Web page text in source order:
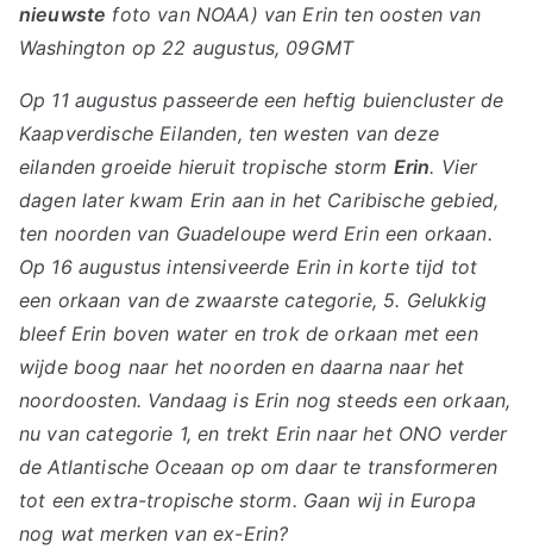
nieuwste foto van NOAA) van Erin ten oosten van
Washington op 22 augustus, 09GMT
Op 11 augustus passeerde een heftig buiencluster de
Kaapverdische Eilanden, ten westen van deze
eilanden groeide hieruit tropische storm Erin. Vier
dagen later kwam Erin aan in het Caribische gebied,
ten noorden van Guadeloupe werd Erin een orkaan.
Op 16 augustus intensiveerde Erin in korte tijd tot
een orkaan van de zwaarste categorie, 5. Gelukkig
bleef Erin boven water en trok de orkaan met een
wijde boog naar het noorden en daarna naar het
noordoosten. Vandaag is Erin nog steeds een orkaan,
nu van categorie 1, en trekt Erin naar het ONO verder
de Atlantische Oceaan op om daar te transformeren
tot een extra-tropische storm. Gaan wij in Europa
nog wat merken van ex-Erin?